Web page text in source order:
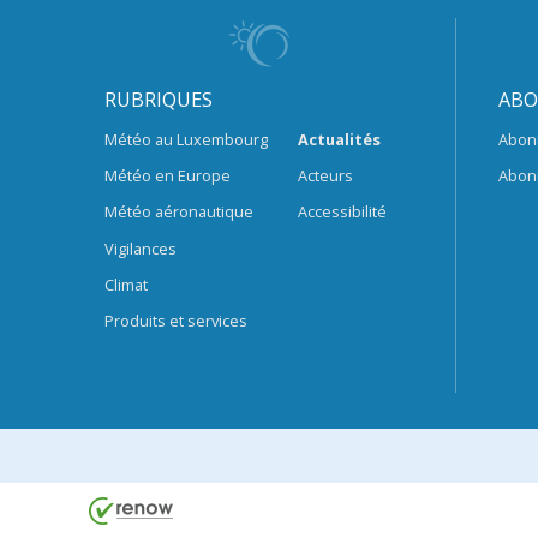
RUBRIQUES
Météo au Luxembourg
Météo en Europe
Météo aéronautique
Vigilances
Climat
Produits et services
Actualités
Acteurs
Accessibilité